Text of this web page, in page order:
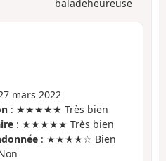
baladeheureuse
mars 2022
: ★★★★★ Très bien
: ★★★★★ Très bien
: ★★★★☆ Bien